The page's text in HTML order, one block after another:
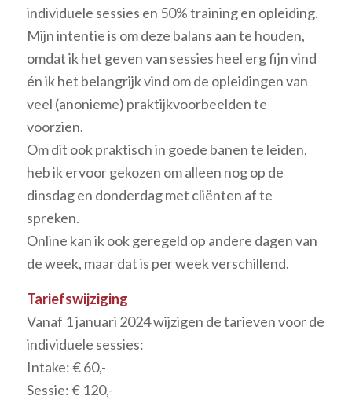
individuele sessies en 50% training en opleiding.
Mijn intentie is om deze balans aan te houden,
omdat ik het geven van sessies heel erg fijn vind
én ik het belangrijk vind om de opleidingen van
veel (anonieme) praktijkvoorbeelden te
voorzien.
Om dit ook praktisch in goede banen te leiden,
heb ik ervoor gekozen om alleen nog op de
dinsdag en donderdag met cliënten af te
spreken.
Online kan ik ook geregeld op andere dagen van
de week, maar dat is per week verschillend.
Tariefswijziging
Vanaf 1 januari 2024 wijzigen de tarieven voor de
individuele sessies:
Intake: € 60,-
Sessie: € 120,-